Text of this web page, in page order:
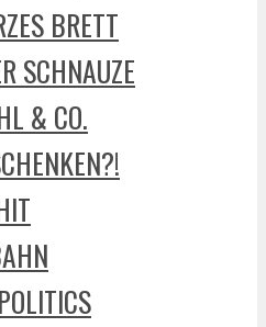
BRETT
SCHNAUZE
& CO.